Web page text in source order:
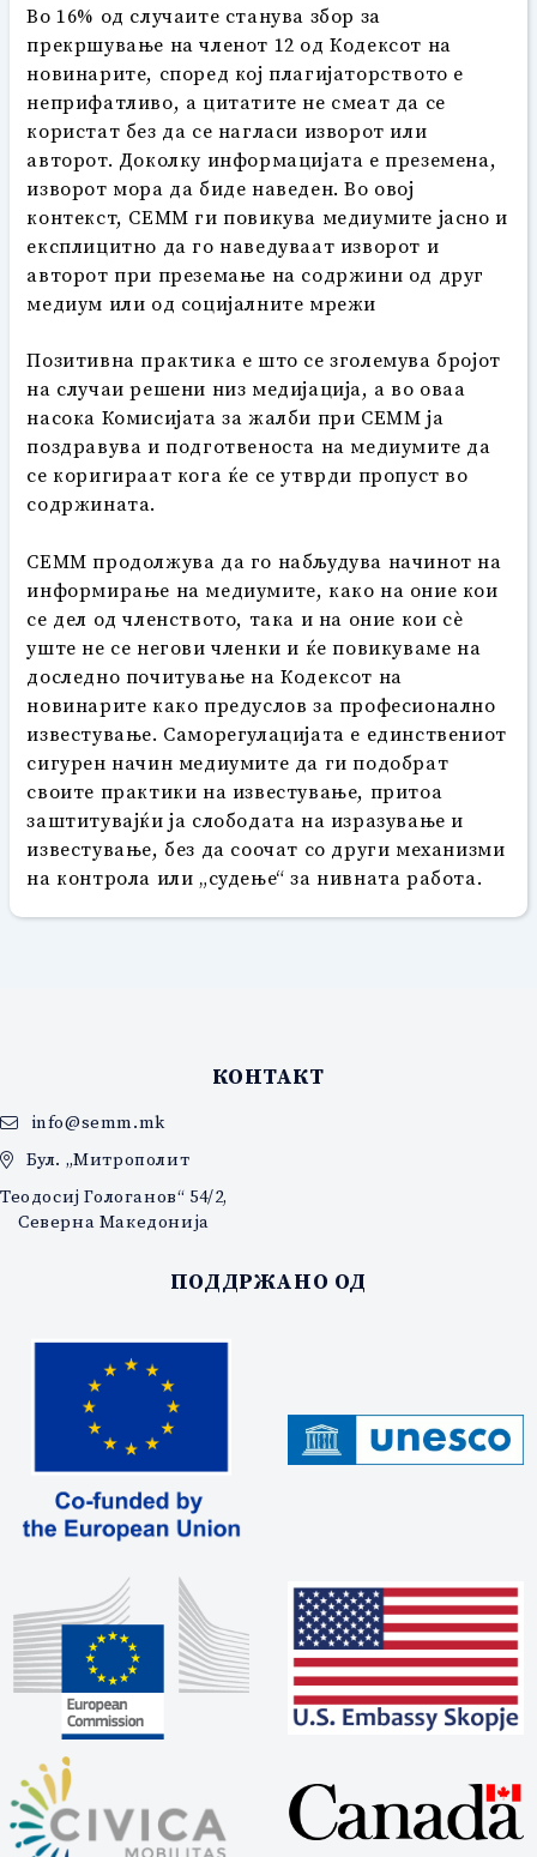
Во 16% од случаите станува збор за
прекршување на членот 12 од Кодексот на
новинарите, според кој плагијаторството е
неприфатливо, а цитатите не смеат да се
користат без да се нагласи изворот или
авторот. Доколку информацијата е преземена,
изворот мора да биде наведен. Во овој
контекст, СЕММ ги повикува медиумите јасно и
експлицитно да го наведуваат изворот и
авторот при преземање на содржини од друг
медиум или од социјалните мрежи
Позитивна практика е што се зголемува бројот
на случаи решени низ медијација, а во оваа
насока Комисијата за жалби при СЕММ ја
поздравува и подготвеноста на медиумите да
се коригираат кога ќе се утврди пропуст во
содржината.
СЕММ продолжува да го набљудува начинот на
информирање на медиумите, како на оние кои
се дел од членството, така и на оние кои сѐ
уште не се негови членки и ќе повикуваме на
доследно почитување на Кодексот на
новинарите како предуслов за професионално
известување. Саморегулацијата е единствениот
сигурен начин медиумите да ги подобрат
своите практики на известување, притоа
заштитувајќи ја слободата на изразување и
известување, без да соочат со други механизми
на контрола или „судење“ за нивната работа.
КОНТАКТ
info@semm.mk
Бул. „Митрополит
Теодосиј Гологанов“ 54/2,
Северна Македонија
ПОДДРЖАНО ОД